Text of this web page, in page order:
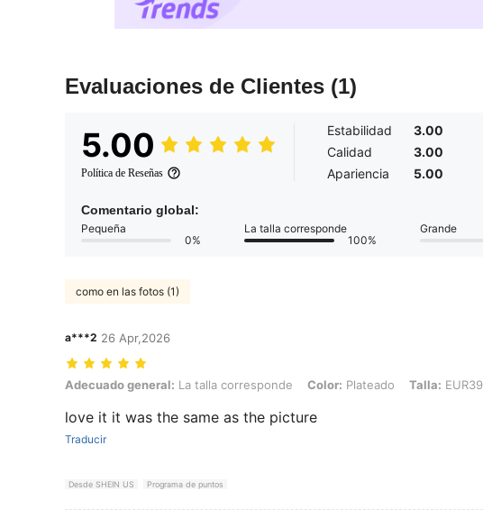
Evaluaciones de Clientes (1)
5.00
Política de Reseñas
Estabilidad
3.00
Calidad
3.00
Apariencia
5.00
Comentario global:
Pequeña
0%
La talla corresponde
100%
Grande
como en las fotos (1)
a***2 26 Apr,2026
Adecuado general: La talla corresponde, Color: Plateado, Talla: EUR39
Adecuado general: La talla corresponde Color: Plateado Talla: EUR39
love it it was the same as the picture
Traducir
Desde SHEIN US Programa de puntos